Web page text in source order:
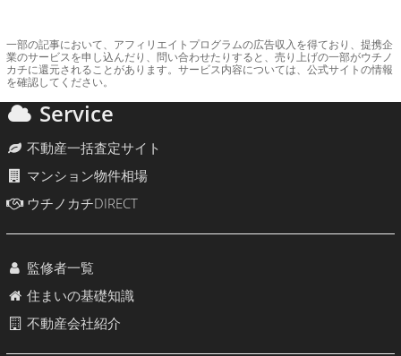
一部の記事において、アフィリエイトプログラムの広告収入を得ており、提携企
業のサービスを申し込んだり、問い合わせたりすると、売り上げの一部がウチノ
カチに還元されることがあります。サービス内容については、公式サイトの情報
を確認してください。
Service
不動産一括査定サイト
マンション物件相場
ウチノカチDIRECT
監修者一覧
住まいの基礎知識
不動産会社紹介